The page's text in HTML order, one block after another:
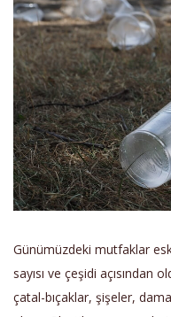
Günümüzdeki mutfaklar
sayısı ve çeşidi açısından
çatal-bıçaklar, şişeler,